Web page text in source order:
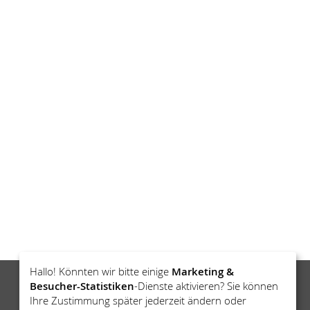
Hallo! Könnten wir bitte einige Marketing &
Besucher-Statistiken-Dienste aktivieren? Sie können
Ihre Zustimmung später jederzeit ändern oder